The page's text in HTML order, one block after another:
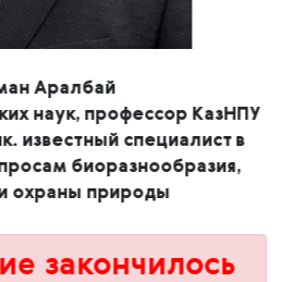
Аралбай
наук, профессор КазНПУ
известный специалист в
биоразнообразия,
охраны природы
закончилось